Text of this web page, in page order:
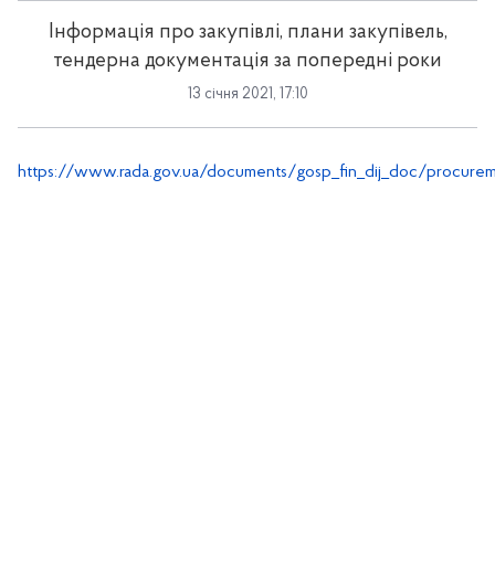
Інформація про закупівлі, плани закупівель,
тендерна документація за попередні роки
13 січня 2021, 17:10
https://www.rada.gov.ua/documents/gosp_fin_dij_doc/